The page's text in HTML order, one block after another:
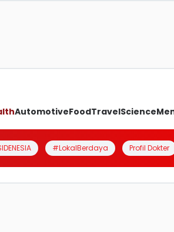
AutomotiveFoodTravelScience
#LokalBerdaya Profil Dokter